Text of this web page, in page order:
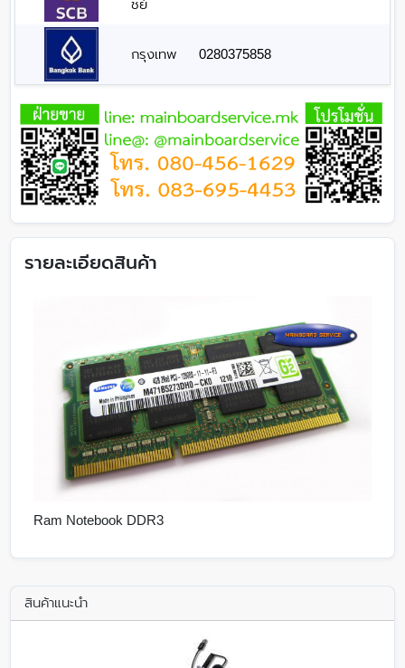
ชย์
กรุงเทพ 0280375858
รายละเอียดสินค้า
Ram Notebook DDR3
สินค้าแนะนำ